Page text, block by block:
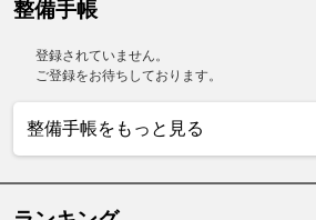
整備手帳
登録されていません。
ご登録をお待ちしております。
整備手帳をもっと見る